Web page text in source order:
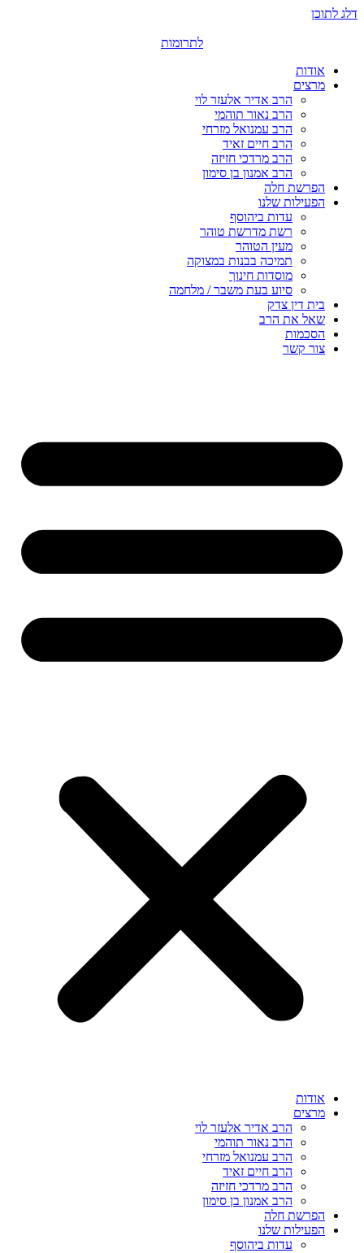
דלג לתוכן
לתרומות
אודות
מרצים
הרב אדיר אלעזר לוי
הרב נאור תוהמי
הרב עמנואל מזרחי
הרב חיים זאיד
הרב מרדכי חזיזה
הרב אמנון בן סימון
הפרשת חלה
הפעילות שלנו
עדות ביהוסף
רשת מדרשת טוהר
מעין הטוהר
תמיכה בבנות במצוקה
מוסדות חינוך
סיוע בעת משבר / מלחמה
בית דין צדק
שאל את הרב
הסכמות
צור קשר
אודות
מרצים
הרב אדיר אלעזר לוי
הרב נאור תוהמי
הרב עמנואל מזרחי
הרב חיים זאיד
הרב מרדכי חזיזה
הרב אמנון בן סימון
הפרשת חלה
הפעילות שלנו
עדות ביהוסף